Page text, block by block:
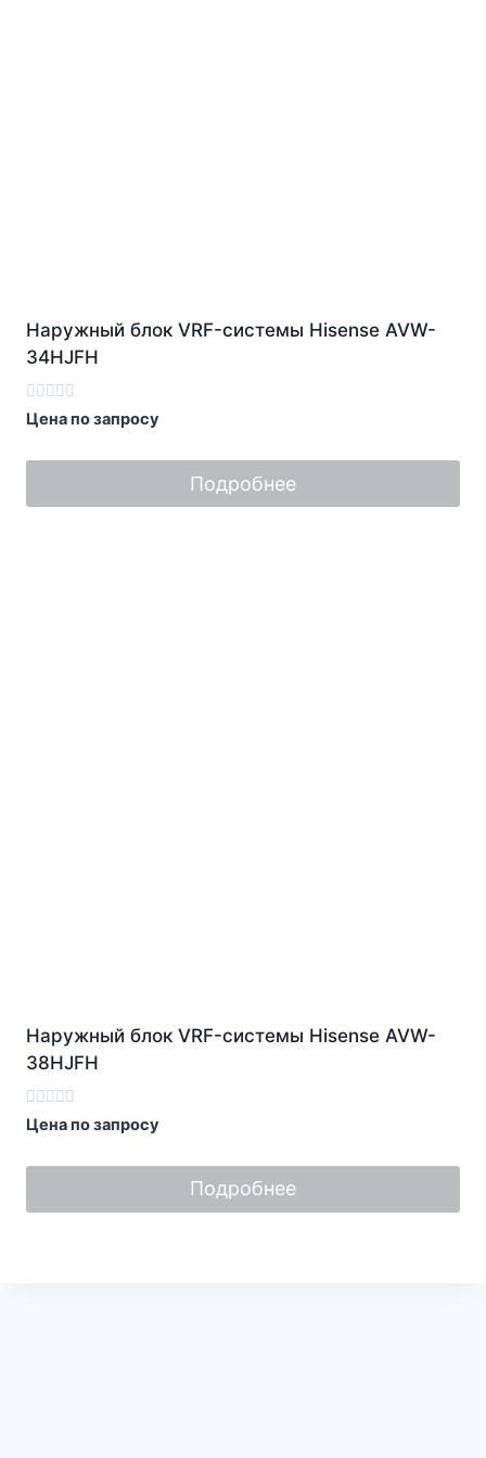
Наружный блок VRF-системы Hisense AVW-
34HJFH
Оценка
0
5
Цена по запросу
Подробнее
Наружный блок VRF-системы Hisense AVW-
38HJFH
Оценка
0
5
Цена по запросу
Подробнее